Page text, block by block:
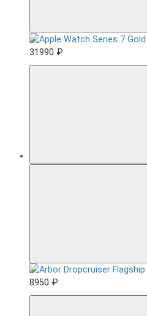
31990 ₽
8950 ₽